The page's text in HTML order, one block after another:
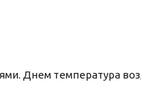
Днем температура